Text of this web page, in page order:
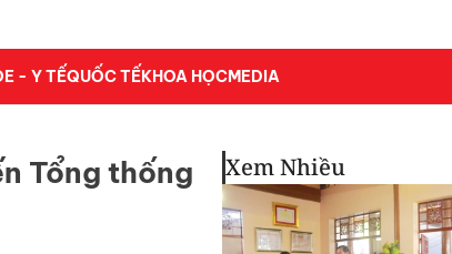
- Y TẾQUỐC TẾKHOA HỌCMEDIA
Tổng thống
Xem Nhiều